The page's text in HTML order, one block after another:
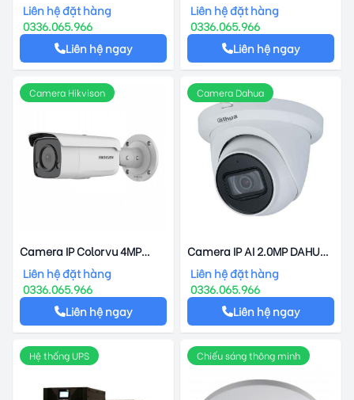
Liên hệ đặt hàng
0336.065.966
Liên hệ ngay
Liên hệ đặt hàng
0336.065.966
Liên hệ ngay
Camera Hikvison
Camera IP Colorvu 4MP
HIKVISION DS-2CD2T47G2-L
Liên hệ đặt hàng
0336.065.966
Liên hệ ngay
Camera Dahua
Camera IP AI 2.0MP DAHUA
DH-IPC-HDW3241TMP-AS
Liên hệ đặt hàng
0336.065.966
Liên hệ ngay
Hệ thống UPS Chiếu sáng thông minh